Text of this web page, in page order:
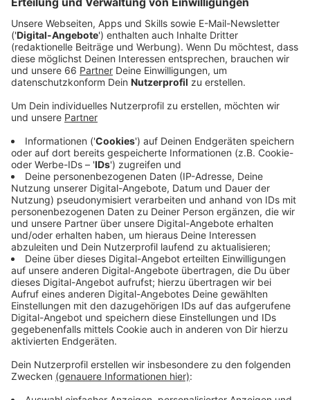
Am 23. August findet der erste Night Run statt,
organisiert von einer Stadttochter, die sich um den
Sport kümmert.
Anzeige
Anzeige
Dabei kann man fünf oder zehn Kilometer durch den
Hofgartenlaufen. Die Veranstaltung richtet sich an
Hobbyläufer. Start und Ziel des Night Run werden auf
dem Vorplatz des Ehrenhof sein.
Anzeige
Letzte Startzeit um 22 Uhr
Anzeige
Die erste Startzeit für die Teilnehmer über die fünf